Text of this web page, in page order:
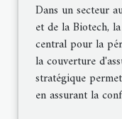
Dans un secteur
et de la Biotech,
central pour la
la couverture
stratégique
en assurant la